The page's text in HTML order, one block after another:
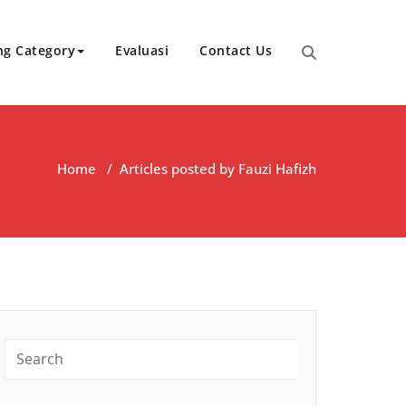
Category Evaluasi Contact Us
Home / Articles posted by Fauzi Hafizh